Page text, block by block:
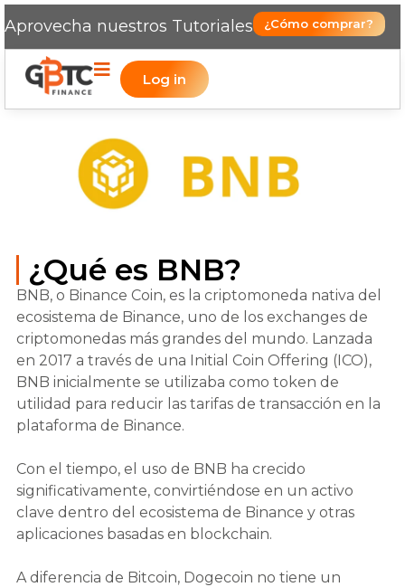
Aprovecha nuestros Tutoriales ¿Cómo comprar?
Log in
¿Qué es BNB?
BNB, o Binance Coin, es la criptomoneda nativa del
ecosistema de Binance, uno de los exchanges de
criptomonedas más grandes del mundo. Lanzada
en 2017 a través de una Initial Coin Offering (ICO),
BNB inicialmente se utilizaba como token de
utilidad para reducir las tarifas de transacción en la
plataforma de Binance.
Con el tiempo, el uso de BNB ha crecido
significativamente, convirtiéndose en un activo
clave dentro del ecosistema de Binance y otras
aplicaciones basadas en blockchain.
A diferencia de Bitcoin, Dogecoin no tiene un